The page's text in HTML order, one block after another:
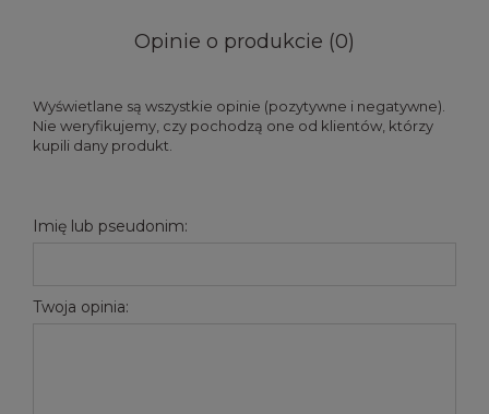
Opinie o produkcie (0)
Wyświetlane są wszystkie opinie (pozytywne i negatywne).
Nie weryfikujemy, czy pochodzą one od klientów, którzy
kupili dany produkt.
Imię lub pseudonim:
Twoja opinia: